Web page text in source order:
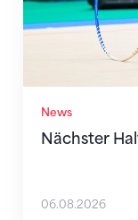
News
Nächster
06.08.2026